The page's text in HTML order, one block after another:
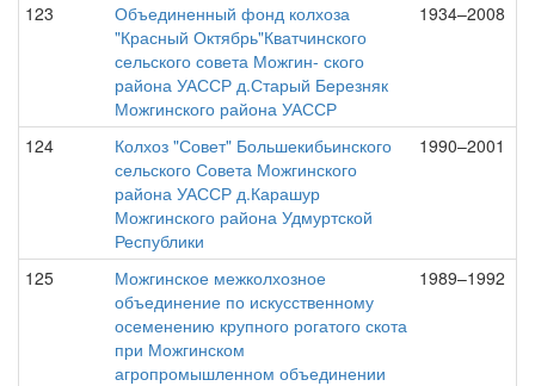
123
Объединенный фонд колхоза
"Красный Октябрь"Кватчинского
сельского совета Можгин- ского
района УАССР д.Старый Березняк
Можгинского района УАССР
1934–2008
124
Колхоз "Совет" Большекибьинского
сельского Совета Можгинского
района УАССР д.Карашур
Можгинского района Удмуртской
Республики
1990–2001
125
Можгинское межколхозное
объединение по искусственному
осеменению крупного рогатого скота
при Можгинском
агропромышленном объединении
1989–1992